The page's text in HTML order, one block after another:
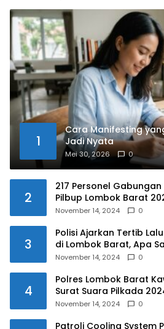
1
Cara Manifesting
Jadi Nyata
Mei 30, 2026 0
2
217 Personel
Pilbup Lombok Barat
November 14, 2024 0
3
Polisi Ajarkan Tertib
di Lombok Barat, Apa
November 14, 2024 0
4
Polres Lombok Barat
Surat Suara Pilkada
November 14, 2024 0
Patroli Cooling System